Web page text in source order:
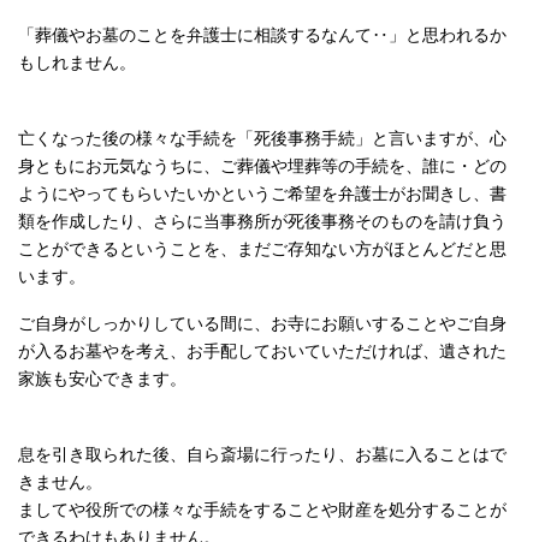
「葬儀やお墓のことを弁護士に相談するなんて‥」と思われるか
もしれません。
亡くなった後の様々な手続を「死後事務手続」と言いますが、心
身ともにお元気なうちに、ご葬儀や埋葬等の手続を、誰に・どの
ようにやってもらいたいかというご希望を弁護士がお聞きし、書
類を作成したり、さらに当事務所が死後事務そのものを請け負う
ことができるということを、まだご存知ない方がほとんどだと思
います。
ご自身がしっかりしている間に、お寺にお願いすることやご自身
が入るお墓やを考え、お手配しておいていただければ、遺された
家族も安心できます。
息を引き取られた後、自ら斎場に行ったり、お墓に入ることはで
きません。
ましてや役所での様々な手続をすることや財産を処分することが
できるわけもありません。